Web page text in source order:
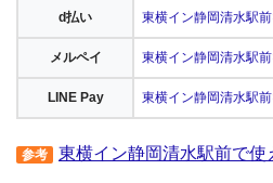
d払い 東横イン静岡清水駅
メルペイ 東横イン静岡清水駅
LINE Pay 東横イン静岡清水駅
参考 東横イン静岡清水駅前で